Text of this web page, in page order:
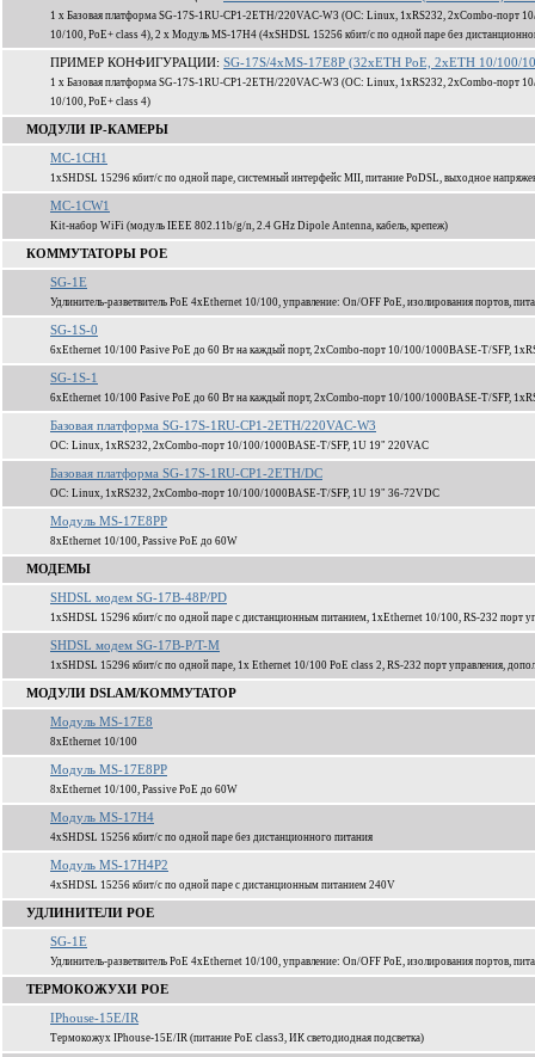
1 x Базовая платформа SG-17S-1RU-CP1-2ETH/220VAC-W3 (ОС: Linux, 1xRS232, 2xCombo-порт
10/100, PoE+ class 4), 2 x Модуль MS-17H4 (4xSHDSL 15256 кбит/c по одной паре без
ПРИМЕР КОНФИГУРАЦИИ: SG-17S/4xMS-17E8P (32xETH PoE, 2xETH 10/100/
1 x Базовая платформа SG-17S-1RU-CP1-2ETH/220VAC-W3 (ОС: Linux, 1xRS232, 2xCombo-порт
10/100, PoE+ class 4)
МОДУЛИ IP-КАМЕРЫ
MC-1CH1
1xSHDSL 15296 кбит/c по одной паре, системный интерфейс MII, питание PoDSL, выходное
MC-1CW1
Kit-набор WiFi (модуль IEEE 802.11b/g/n, 2.4 GHz Dipole Antenna, кабель, крепеж)
КОММУТАТОРЫ POE
SG-1E
Удлинитель-разветвитель PoE 4xEthernet 10/100, управление: On/OFF PoE, изолирования портов,
SG-1S-0
6xEthernet 10/100 Pasive PoE до 60 Вт на каждый порт, 2xCombo-порт 10/100/1000BASE-T/SFP,
SG-1S-1
6xEthernet 10/100 Pasive PoE до 60 Вт на каждый порт, 2xCombo-порт 10/100/1000BASE-T/SFP,
Базовая платформа SG-17S-1RU-CP1-2ETH/220VAC-W3
ОС: Linux, 1xRS232, 2xCombo-порт 10/100/1000BASE-T/SFP, 1U 19" 220VAC
Базовая платформа SG-17S-1RU-CP1-2ETH/DC
ОС: Linux, 1xRS232, 2xCombo-порт 10/100/1000BASE-T/SFP, 1U 19" 36-72VDC
Модуль MS-17E8PP
8xEthernet 10/100, Passive PoE до 60W
МОДЕМЫ
SHDSL модем SG-17B-48P/PD
1xSHDSL 15296 кбит/c по одной паре с дистанционным питанием, 1xEthernet 10/100, RS-232 порт
SHDSL модем SG-17B-P/T-M
1xSHDSL 15296 кбит/c по одной паре, 1x Ethernet 10/100 PoE class 2, RS-232 порт управления,
МОДУЛИ DSLAM/КОММУТАТОР
Модуль MS-17E8
8xEthernet 10/100
Модуль MS-17E8PP
8xEthernet 10/100, Passive PoE до 60W
Модуль MS-17H4
4xSHDSL 15256 кбит/c по одной паре без дистанционного питания
Модуль MS-17H4P2
4xSHDSL 15256 кбит/c по одной паре c дистанционным питанием 240V
УДЛИНИТЕЛИ POE
SG-1E
Удлинитель-разветвитель PoE 4xEthernet 10/100, управление: On/OFF PoE, изолирования портов,
ТЕРМОКОЖУХИ POE
IPhouse-15E/IR
Термокожух IPhouse-15E/IR (питание PoE class3, ИК светодиодная подсветка)